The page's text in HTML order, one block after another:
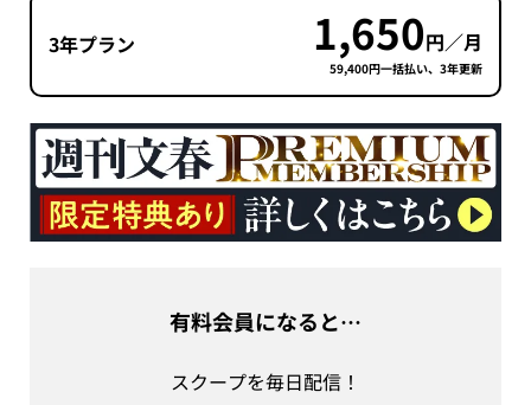
3年プラン 1,650円／月
59,400円一括払い、3年更新
有料会員になると…
スクープを毎日配信！